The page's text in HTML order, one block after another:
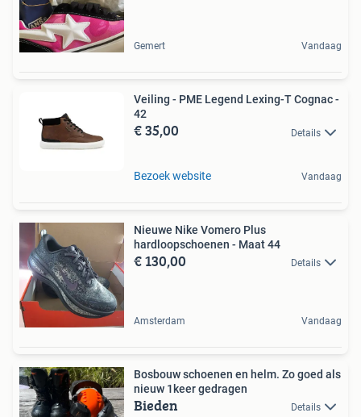
Gemert Vandaag
Veiling - PME Legend Lexing-T Cognac -
42
€ 35,00 Details
Bezoek website Vandaag
Nieuwe Nike Vomero Plus
hardloopschoenen - Maat 44
€ 130,00 Details
Amsterdam Vandaag
Bosbouw schoenen en helm. Zo goed als
nieuw 1keer gedragen
Bieden Details